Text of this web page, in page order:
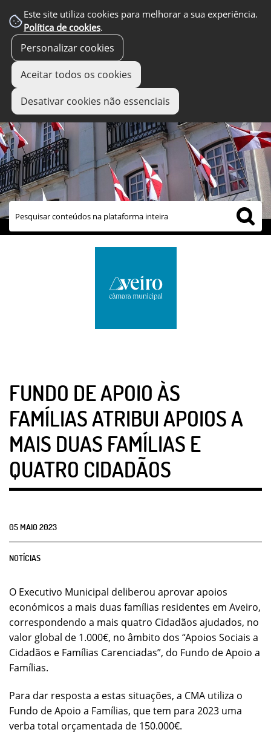
Este site utiliza cookies para melhorar a sua experiência.
Política de cookies.
Personalizar cookies
Aceitar todos os cookies
Desativar cookies não essenciais
links úteis
FUNDO DE APOIO ÀS
FAMÍLIAS ATRIBUI APOIOS A
MAIS DUAS FAMÍLIAS E
QUATRO CIDADÃOS
05 MAIO2023
NOTÍCIAS
O Executivo Municipal deliberou aprovar apoios
económicos a mais duas famílias residentes em Aveiro,
correspondendo a mais quatro Cidadãos ajudados, no
valor global de 1.000€, no âmbito dos “Apoios Sociais a
Cidadãos e Famílias Carenciadas”, do Fundo de Apoio a
Famílias.
Para dar resposta a estas situações, a CMA utiliza o
Fundo de Apoio a Famílias, que tem para 2023 uma
verba total orçamentada de 150.000€.